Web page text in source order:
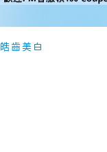
皓齒美白